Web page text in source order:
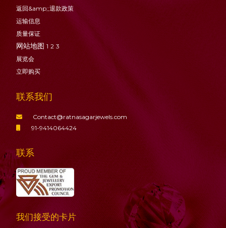
返回&amp;;退款政策
运输信息
质量保证
网站地图 1 2 3
展览会
立即购买
联系我们
Contact@ratnasagarjewels.com
91-9414064424
联系
我们接受的卡片